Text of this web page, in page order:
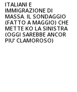
ITALIANI E
IMMIGRAZIONE DI
MASSA. IL SONDAGGIO
(FATTO A MAGGIO) CHE
METTE KO LA SINISTRA
(OGGI SAREBBE ANCOR
PIU’ CLAMOROSO)